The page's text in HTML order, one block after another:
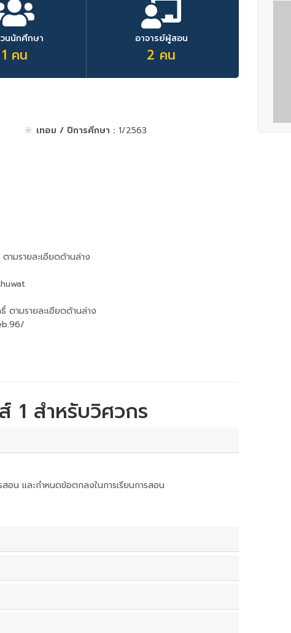
นนักศึกษา
1 คน
อาจารย์ผู้สอน
2 คน
เทอม / ปีการศึกษา : 1/2563
มรายละเอียดด้านล่าง
ามรายละเอียดด้านล่าง
1 สำหรับวิศวกร
อน และกำหนดข้อตกลงในการเรียนการสอน